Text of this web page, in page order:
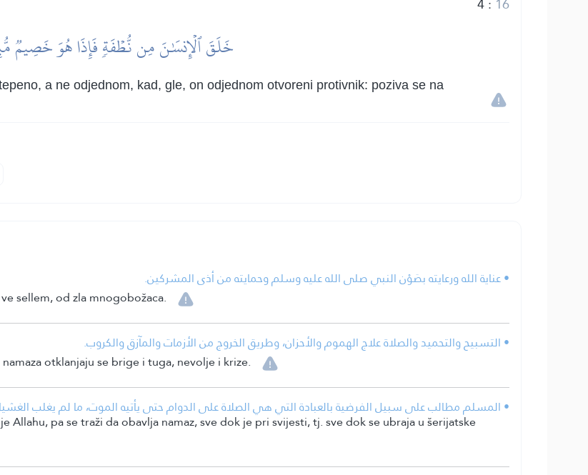
خَلَقَ ٱلۡإِنسَٰنَ مِن نُّطۡفَةٖ فَإِذَا هُوَ خَصِيمٞ
a ne odjednom, kad, gle, on odjednom otvoreni protivnik: poziva se na
• عناية الله ورعايته بصَوْن النبي صلى الله عليه وسلم وحمايته من أذى المشركين.
sellem, od zla mnogobožaca.
• التسبيح والتحميد والصلاة علاج الهموم والأحزان، وطريق الخروج من الأزمات والمآزق والكروب.
otklanjaju se brige i tuga, nevolje i krize.
• المسلم مطالب على سبيل الفرضية بالعبادة التي هي الصلاة على الدوام حتى يأتيه الموت، ما لم يغلب
pa se traži da obavlja namaz, sve dok je pri svijesti, tj. sve dok se ubraja u šerijatske